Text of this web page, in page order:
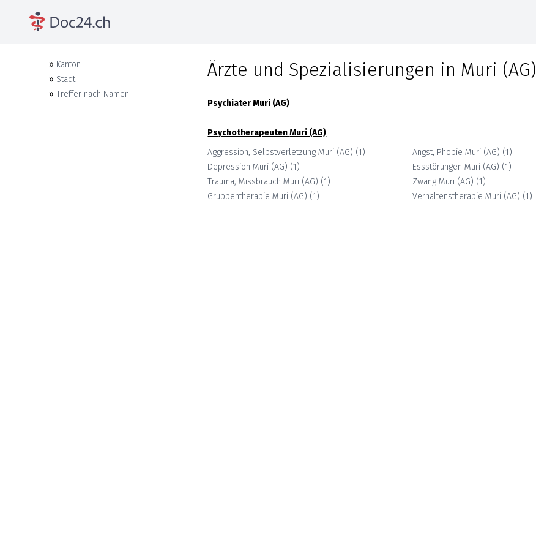
» Kanton
» Stadt
» Treffer nach Namen
Ärzte und Spezialisierungen in Muri (AG)
Psychiater Muri (AG)
Psychotherapeuten Muri (AG)
Aggression, Selbstverletzung Muri (AG) (1) Angst, Phobie Muri (AG) (1)
Depression Muri (AG) (1) Essstörungen Muri (AG) (1)
Trauma, Missbrauch Muri (AG) (1) Zwang Muri (AG) (1)
Gruppentherapie Muri (AG) (1) Verhaltenstherapie Muri (AG) (1)